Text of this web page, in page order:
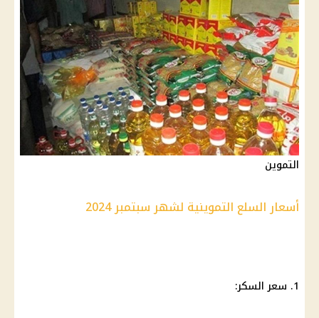
التموين
أسعار السلع التموينية لشهر سبتمبر 2024
1. سعر السكر: